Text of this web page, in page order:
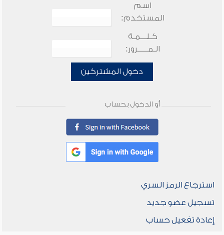
اسم
المستخدم:
كـلـــمـة
الـمـــــرور:
دخول المشتركين
أو الدخول بحساب
استرجاع الرمز السري
تسجيل عضو جديد
إعادة تفعيل حساب